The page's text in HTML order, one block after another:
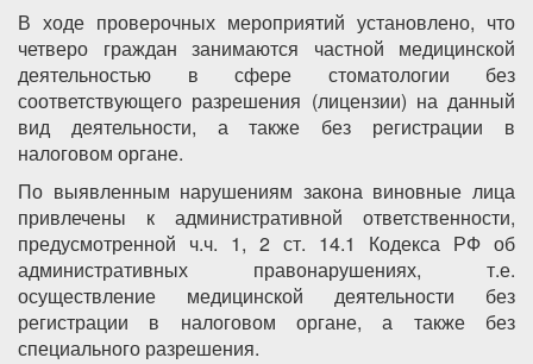
В ходе проверочных мероприятий установлено, что
четверо граждан занимаются частной медицинской
деятельностью в сфере стоматологии без
соответствующего разрешения (лицензии) на данный
вид деятельности, а также без регистрации в
налоговом органе.
По выявленным нарушениям закона виновные лица
привлечены к административной ответственности,
предусмотренной ч.ч. 1, 2 ст. 14.1 Кодекса РФ об
административных правонарушениях, т.е.
осуществление медицинской деятельности без
регистрации в налоговом органе, а также без
специального разрешения.